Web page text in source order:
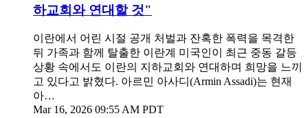
하교회와 연대할 것"
이란에서 어린 시절 공개 처벌과 잔혹한 폭력을 목격한
뒤 가족과 함께 탈출한 이란계 미국인이 최근 중동 갈등
상황 속에서도 이란의 지하교회와 연대하며 희망을 느끼
고 있다고 밝혔다. 아르민 아사디(Armin Assadi)는 현재
아…
Mar 16, 2026 09:55 AM PDT